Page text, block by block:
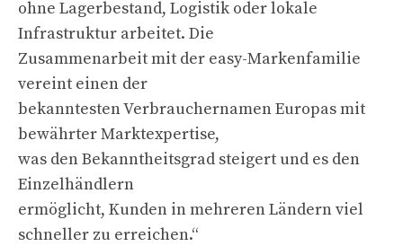
ohne Lagerbestand, Logistik oder lokale
Infrastruktur arbeitet. Die
Zusammenarbeit mit der easy-Markenfamilie
vereint einen der
bekanntesten Verbrauchernamen Europas mit
bewährter Marktexpertise,
was den Bekanntheitsgrad steigert und es den
Einzelhändlern
ermöglicht, Kunden in mehreren Ländern viel
schneller zu erreichen.“